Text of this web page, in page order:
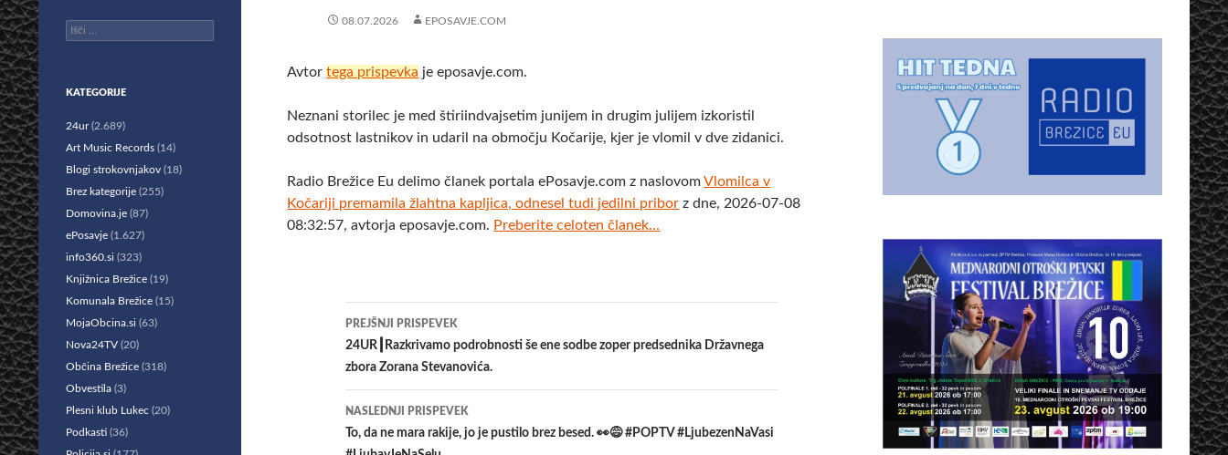
08.07.2026 EPOSAVJE.COM
Avtortega prispevka je eposavje.com.
Neznani storilec je med štiriindvajsetim junijem in drugim julijem izkoristil
odsotnost lastnikov in udaril na območju Kočarije, kjer je vlomil v dve zidanici.
Radio Brežice Eu delimo članek portala ePosavje.com z naslovomVlomilca v
Kočariji premamila žlahtna kapljica, odnesel tudi jedilni pribor z dne, 2026-07-08
08:32:57, avtorja eposavje.com. Preberite celoten članek...
Krmarjenje
po
PREJŠNJI PRISPEVEK
24UR┃Razkrivamo podrobnosti še ene sodbe zoper predsednika Državnega
zbora Zorana Stevanovića.
NASLEDNJI PRISPEVEK
To, da ne mara rakije, jo je pustilo brez besed. 👀😅 #POPTV #LjubezenNaVasi
Išči:
KATEGORIJE
24ur(2.689)
Art Music Records (14)
Blogi strokovnjakov (18)
Brez kategorije (255)
Domovina.je (87)
ePosavje (1.627)
info360.si (323)
Knjižnica Brežice (19)
Komunala Brežice (15)
MojaObcina.si (63)
Nova24TV (20)
Občina Brežice (318)
Obvestila (3)
Plesni klub Lukec (20)
Podkasti (36)